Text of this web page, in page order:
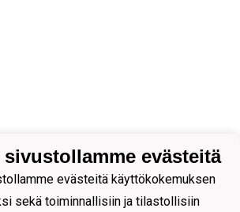
sivustollamme evästeitä
evästeitä käyttökokemuksen
sekä toiminnallisiin ja tilastollisiin